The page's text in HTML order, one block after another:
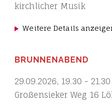
kirchlicher Musik
Weitere Details
BRUNNENABEND
29.09.2026, 19.30 - 21.30
Großensieker Weg 16